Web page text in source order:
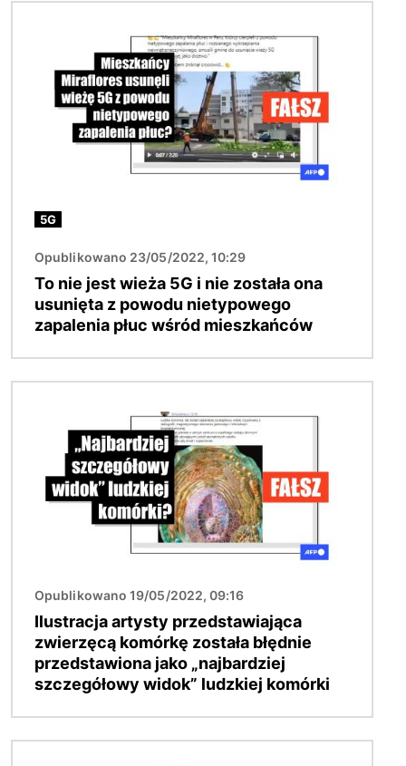
5G
Opublikowano 23/05/2022, 10:29
To nie jest wieża 5G i nie została ona
usunięta z powodu nietypowego
zapalenia płuc wśród mieszkańców
Opublikowano 19/05/2022, 09:16
Ilustracja artysty przedstawiająca
zwierzęcą komórkę została błędnie
przedstawiona jako „najbardziej
szczegółowy widok” ludzkiej komórki